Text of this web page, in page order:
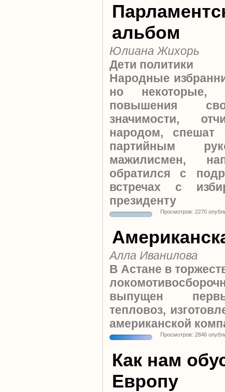
альбом
Юлиана Жихорь
Дети политики
Народные
но некоторые,
повышения
значимости,
народом, спешат
партийным
мажилисмен,
обратился с
встречах с
президенту
Просмотров: 2270
Алла Иванилова
В Астане в
выпущен
тепловоз,
американской
Просмотров: 2846
Как нам
Европу